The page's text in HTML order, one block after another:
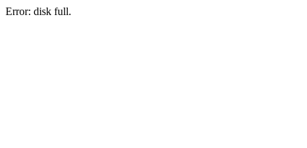
Error: disk full.